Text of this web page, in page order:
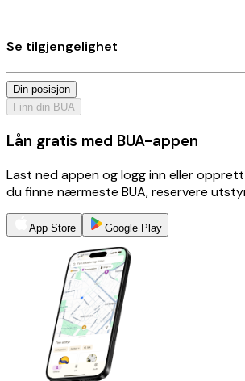
Se tilgjengelighet
Din posisjon
Finn din BUA
Lån gratis med BUA-appen
Last ned appen og logg inn eller
du finne nærmeste BUA, reservere
App Store Google Play